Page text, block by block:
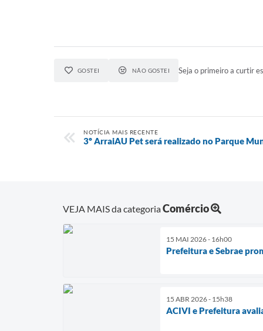
GOSTEI NÃO GOSTEI Seja o primeiro a curtir
NOTÍCIA MAIS RECENTE
3º ArraiAU Pet será realizado no Parque
VEJA MAIS da categoriaComércio
15 MAI 2026 - 16h00
Prefeitura e Sebrae
15 ABR 2026 - 15h38
ACIVI e Prefeitura